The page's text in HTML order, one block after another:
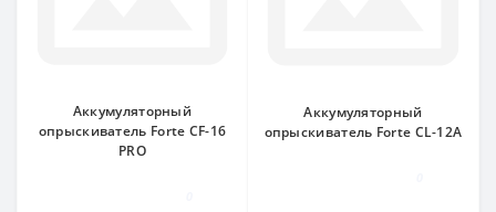
Аккумуляторный
опрыскиватель Forte CF-16
PRO
Аккумуляторный
опрыскиватель Forte CL-12A